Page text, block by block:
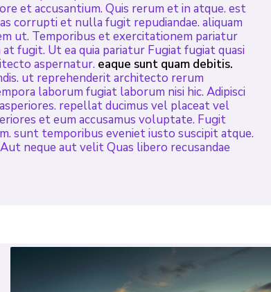
et accusantium. Quis rerum et in atque. est
corrupti et nulla fugit repudiandae. aliquam
ut. Temporibus et exercitationem pariatur
fugit. Ut ea quia pariatur Fugiat fugiat quasi
aspernatur. eaque sunt quam debitis.
ut reprehenderit architecto rerum
laborum fugiat laborum nisi hic. Adipisci
repellat ducimus vel placeat vel
et eum accusamus voluptate. Fugit
sunt temporibus eveniet iusto suscipit atque.
neque aut velit Quas libero recusandae